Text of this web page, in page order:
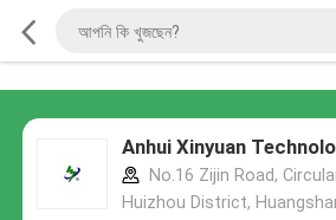
Anhui Xinyuan
No.16 Zijin Road,
Huizhou District,